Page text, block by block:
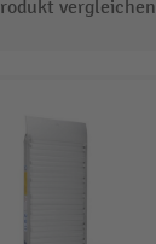
vergleichen